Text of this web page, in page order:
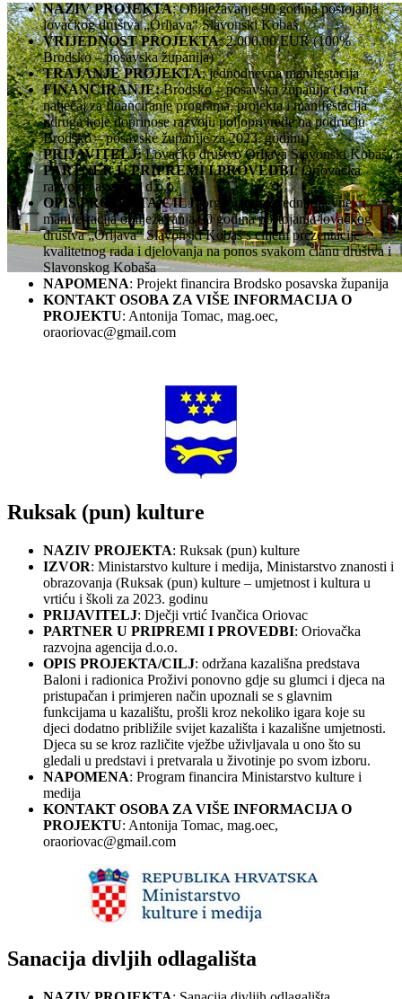
NAZIV PROJEKTA: Obilježavanje 90 godina postojanja
lovačkog društva „Orljava“ Slavonski Kobaš
VRIJEDNOST PROJEKTA: 2.000,00 EUR (100%
Brodsko – posavska županija)
TRAJANJE PROJEKTA: jednodnevna manifestacija
FINANCIRANJE:Brodsko – posavska županija (Javni
natječaj za financiranje programa, projekta i manifestacija
udruga koje doprinose razvoju poljoprivrede na području
Brodsko – posavske županije za 2023. godinu)
PRIJAVITELJ:Lovačko društvo Orljava Slavonski Kobaš
PARTNER U PRIPREMI I PROVEDBI: Oriovačka
razvojna agencija d.o.o.
OPIS PROJEKTA/CILJ: organiziranje jednodnevne
manifestacija obilježavanja 90 godina postojanja lovačkog
društva „Orljava“ Slavonski Kobaš s ciljem prezentacije
kvalitetnog rada i djelovanja na ponos svakom članu društva i
Slavonskog Kobaša
NAPOMENA: Projekt financira Brodsko posavska županija
KONTAKT OSOBA ZA VIŠE INFORMACIJA O
PROJEKTU: Antonija Tomac, mag.oec,
oraoriovac@gmail.com
Ruksak (pun) kulture
NAZIV PROJEKTA: Ruksak (pun) kulture
IZVOR: Ministarstvo kulture i medija, Ministarstvo znanosti i
obrazovanja (Ruksak (pun) kulture – umjetnost i kultura u
vrtiću i školi za 2023. godinu
PRIJAVITELJ: Dječji vrtić Ivančica Oriovac
PARTNER U PRIPREMI I PROVEDBI: Oriovačka
razvojna agencija d.o.o.
OPIS PROJEKTA/CILJ: održana kazališna predstava
Baloni i radionica Proživi ponovno gdje su glumci i djeca na
pristupačan i primjeren način upoznali se s glavnim
funkcijama u kazalištu, prošli kroz nekoliko igara koje su
djeci dodatno približile svijet kazališta i kazališne umjetnosti.
Djeca su se kroz različite vježbe uživljavala u ono što su
gledali u predstavi i pretvarala u životinje po svom izboru.
NAPOMENA: Program financira Ministarstvo kulture i
medija
KONTAKT OSOBA ZA VIŠE INFORMACIJA O
PROJEKTU: Antonija Tomac, mag.oec,
oraoriovac@gmail.com
Sanacija divljih odlagališta